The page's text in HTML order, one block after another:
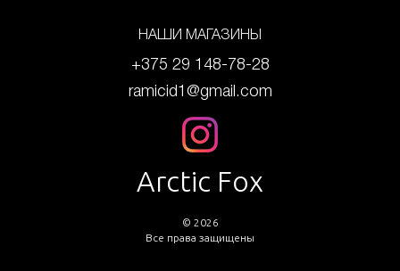
НАШИ МАГАЗИНЫ
+375 29 148-78-28
ramicid1@gmail.com
Arctic Fox
© 2026
Все права защищены